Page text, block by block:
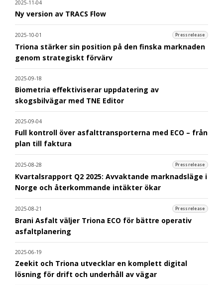
2025-11-04
Ny version av TRACS Flow
2025-10-01 Pressrelease
Triona stärker sin position på den finska marknaden
genom strategiskt förvärv
2025-09-18
Biometria effektiviserar uppdatering av
skogsbilvägar med TNE Editor
2025-09-04
Full kontroll över asfalttransporterna med ECO – från
plan till faktura
2025-08-28 Pressrelease
Kvartalsrapport Q2 2025: Avvaktande marknadsläge i
Norge och återkommande intäkter ökar
2025-08-21 Pressrelease
Brani Asfalt väljer Triona ECO för bättre operativ
asfaltplanering
2025-06-19
Zeekit och Triona utvecklar en komplett digital
lösning för drift och underhåll av vägar